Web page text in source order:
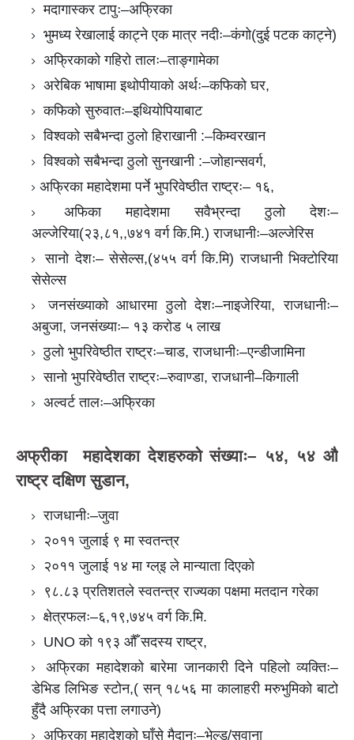
मदागास्कर टापुः–अफ्रिका
भुमध्य रेखालाई काट्ने एक मात्र नदीः–कंगो(दुई पटक काट्ने)
अफ्रिकाको गहिरो तालः–ताङ्गामेका
अरेबिक भाषामा इथोपीयाको अर्थः–कफिको घर,
कफिको सुरुवातः–इथियोपियाबाट
विश्वको सबैभन्दा ठुलो हिराखानी :–किम्वरखान
विश्वको सबैभन्दा ठुलो सुनखानी :–जोहान्सवर्ग,
अफ्रिका महादेशमा पर्ने भुपरिवेष्ठीत राष्ट्रः– १६,
अफिका महादेशमा सवैभ्रन्दा ठुलो देशः–
अल्जेरिया(२३,८१,,७४१ वर्ग कि.मि.) राजधानीः–अल्जेरिस
सानो देशः– सेसेल्स,(४५५ वर्ग कि.मि) राजधानी भिक्टोरिया
सेसेल्स
जनसंख्याको आधारमा ठुलो देशः–नाइजेरिया, राजधानीः–
अबुजा, जनसंख्याः– १३ करोड ५ लाख
ठुलो भुपरिवेष्ठीत राष्ट्रः–चाड, राजधानीः–एन्डीजामिना
सानो भुपरिवेष्ठीत राष्ट्रः–रुवाण्डा, राजधानी–किगाली
अल्वर्ट तालः–अफ्रिका
अफ्रीका महादेशका देशहरुको संख्याः– ५४, ५४ औ
राष्ट्र दक्षिण सुडान,
राजधानीः–जुवा
२०११ जुलाई ९ मा स्वतन्त्र
२०११ जुलाई १४ मा ग्ल्इ ले मान्याता दिएको
९८.८३ प्रतिशतले स्वतन्त्र राज्यका पक्षमा मतदान गरेका
क्षेत्रफलः–६,१९,७४५ वर्ग कि.मि.
UNO को १९३ औँ सदस्य राष्ट्र,
अफ्रिका महादेशको बारेमा जानकारी दिने पहिलो व्यक्तिः–
डेभिड लिभिङ स्टोन,( सन् १८५६ मा कालाहरी मरुभुमिको बाटो
हुँदै अफ्रिका पत्ता लगाउने)
अफ्रिका महादेशको घाँसे मैदानः–भेल्ड/सवाना